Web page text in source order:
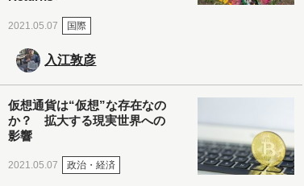
2021.05.07 国際
入江敦彦
仮想通貨は“仮想”な存在なの
か？ 拡大する現実世界への
影響
2021.05.07 政治・経済